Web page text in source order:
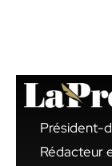
Président-
Rédacteur